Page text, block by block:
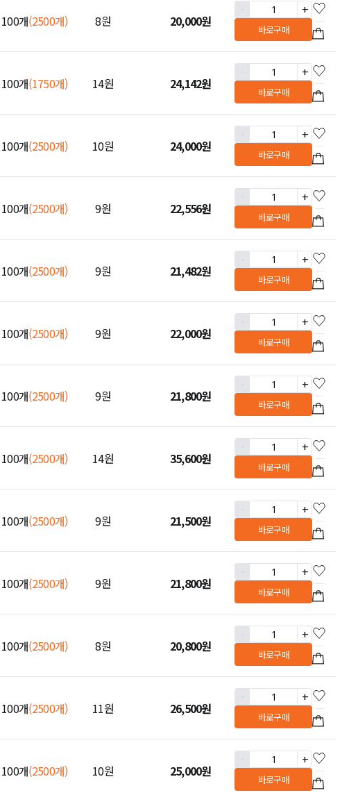
100개(2500개) 8원 20,000원
+
바로구매
100개(1750개) 14원 24,142원
+
바로구매
100개(2500개) 10원 24,000원
+
바로구매
100개(2500개) 9원 22,556원
+
바로구매
100개(2500개) 9원 21,482원
+
바로구매
100개(2500개) 9원 22,000원
+
바로구매
100개(2500개) 9원 21,800원
+
바로구매
100개(2500개) 14원 35,600원
+
바로구매
100개(2500개) 9원 21,500원
+
바로구매
100개(2500개) 9원 21,800원
+
바로구매
100개(2500개) 8원 20,800원
+
바로구매
100개(2500개) 11원 26,500원
+
바로구매
100개(2500개) 10원 25,000원
+
바로구매